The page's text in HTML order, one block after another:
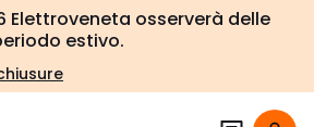
Elettroveneta osserverà delle
estivo.